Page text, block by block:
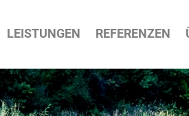
LEISTUNGEN REFERENZEN